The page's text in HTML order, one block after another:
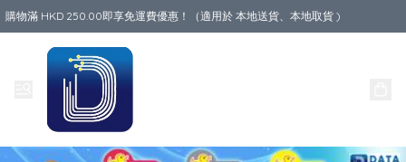
購物滿 HKD 250.00即享免運費優惠！（適用於 本地送貨、本地取貨 )